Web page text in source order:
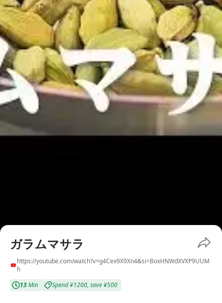
ガラムマサラ
https://youtube.com/watch?v=g4Cex9X9Xn4&si=BoxHNWdXVXP9UUM
h
13Min Spend¥1200, save¥500